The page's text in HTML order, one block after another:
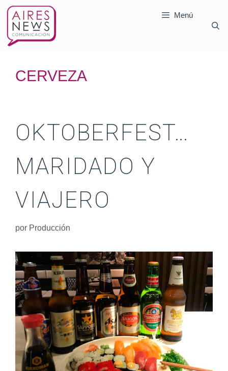
Menú
CERVEZA
OKTOBERFEST…
MARIDADO Y
VIAJERO
por Producción